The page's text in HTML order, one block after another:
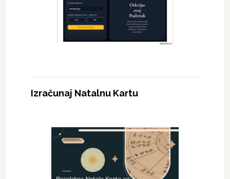
Izračunaj Natalnu Kartu